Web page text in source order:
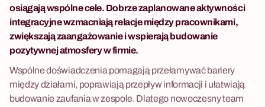
osiągają wspólne cele. Dobrze zaplanowane aktywności
integracyjne wzmacniają relacje między pracownikami,
zwiększają zaangażowanie i wspierają budowanie
pozytywnej atmosfery w firmie.
Wspólne doświadczenia pomagają przełamywać bariery
między działami, poprawiają przepływ informacji i ułatwiają
budowanie zaufania w zespole. Dlatego nowoczesny team